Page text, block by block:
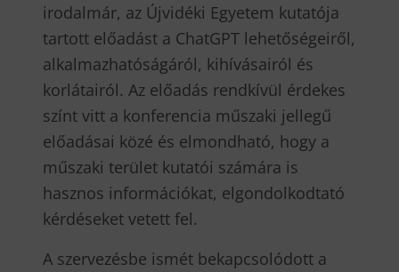
irodalmár, az Újvidéki Egyetem kutatója
tartott előadást a ChatGPT lehetőségeiről,
alkalmazhatóságáról, kihívásairól és
korlátairól. Az előadás rendkívül érdekes
színt vitt a konferencia műszaki jellegű
előadásai közé és elmondható, hogy a
műszaki terület kutatói számára is
hasznos információkat, elgondolkodtató
kérdéseket vetett fel.
A szervezésbe ismét bekapcsolódott a